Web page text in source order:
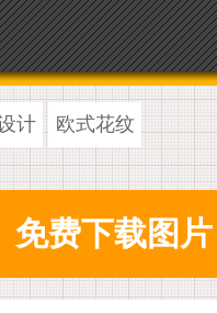
计 欧式花纹